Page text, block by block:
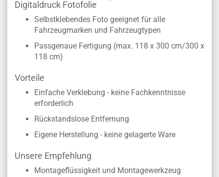
Digitaldruck Fotofolie
Selbstklebendes Foto geeignet für alle
Fahrzeugmarken und Fahrzeugtypen
Passgenaue Fertigung (max. 118 x 300 cm/300 x
118 cm)
Vorteile
Einfache Verklebung - keine Fachkenntnisse
erforderlich
Rückstandslose Entfernung
Eigene Herstellung - keine gelagerte Ware
Unsere Empfehlung
Montageflüssigkeit und Montagewerkzeug